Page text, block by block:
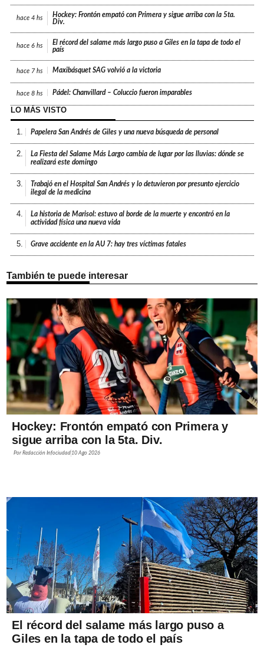
hace 4 hs
Hockey: Frontón empató con Primera y sigue arriba con la 5ta.
Div.
hace 6 hs
El récord del salame más largo puso a Giles en la tapa de todo el
país
hace 7 hs Maxibásquet SAG volvió a la victoria
hace 8 hs Pádel: Chanvillard – Coluccio fueron imparables
LO MÁS VISTO
1. Papelera San Andrés de Giles y una nueva búsqueda de personal
2.
La Fiesta del Salame Más Largo cambia de lugar por las lluvias: dónde se
realizará este domingo
3.
Trabajó en el Hospital San Andrés y lo detuvieron por presunto ejercicio
ilegal de la medicina
4.
La historia de Marisol: estuvo al borde de la muerte y encontró en la
actividad física una nueva vida
5. Grave accidente en la AU 7: hay tres víctimas fatales
También te puede interesar
Hockey: Frontón empató con Primera y
sigue arriba con la 5ta. Div.
PorRedacción Infociudad 10 Ago 2026
El récord del salame más largo puso a
Giles en la tapa de todo el país